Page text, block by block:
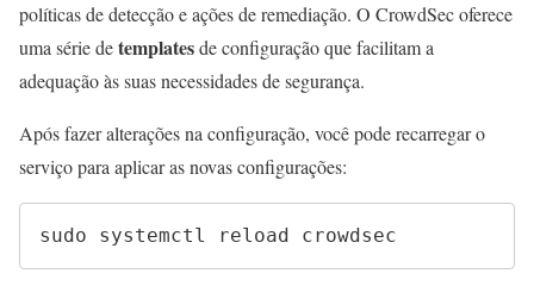
políticas de detecção e ações de remediação. O CrowdSec oferece
uma série detemplatesde configuração que facilitam a
adequação às suas necessidades de segurança.
Após fazer alterações na configuração, você pode recarregar o
serviço para aplicar as novas configurações:
sudo systemctl reload crowdsec